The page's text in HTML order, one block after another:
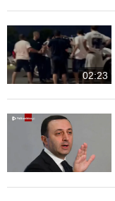
02:23